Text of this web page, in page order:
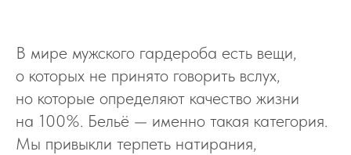
В мире мужского гардероба есть вещи,
о которых не принято говорить вслух,
но которые определяют качество жизни
на 100%. Бельё — именно такая категория.
Мы привыкли терпеть натирания,